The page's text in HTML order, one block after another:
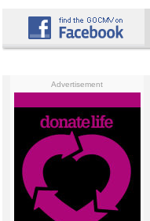
Advertisement